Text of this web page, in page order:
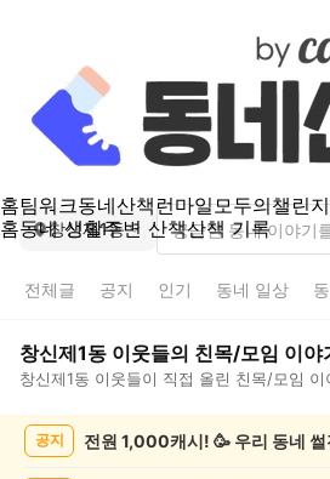
홈팀워크동네산책런마일모두의챌린지
홈동네 생활주변 산책산책 기록
창신제1동
전체글 공지 인기 동네 일상
창신제1동 이웃들의 친목/모임 이야
창신제1동 이웃들이 직접 올린 친목/모임 이
공지 전원 1,000캐시! 🥳 우리 동네